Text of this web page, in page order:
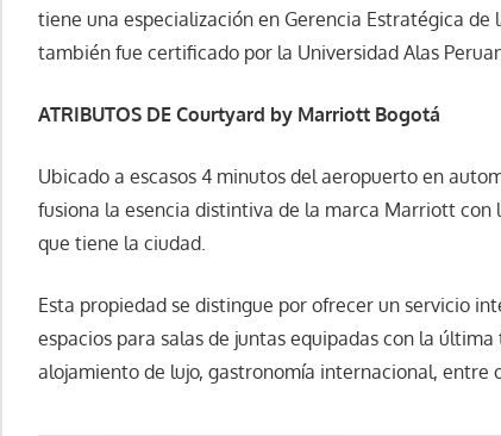
tiene una especialización en Gerencia Estratégica de
también fue certificado por la Universidad Alas
ATRIBUTOS DE Courtyard by Marriott Bogotá
Ubicado a escasos 4 minutos del aeropuerto en
fusiona la esencia distintiva de la marca Marriott con
que tiene la ciudad.
Esta propiedad se distingue por ofrecer un servicio
espacios para salas de juntas equipadas con la
alojamiento de lujo, gastronomía internacional, entre